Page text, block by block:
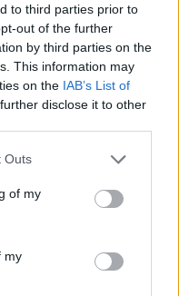
to third parties prior to
out of the further
by third parties on the
This information may
on the IAB’s List of
disclose it to other
one or more Google
You may click to
its third-party tags to
in below Google
Outs
of my
my
2000 /2000
Google.